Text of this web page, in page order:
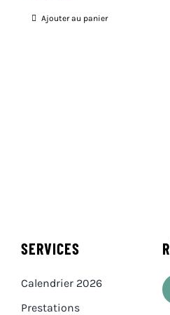
Ajouter au panier
SERVICES
Calendrier 2026
Prestations